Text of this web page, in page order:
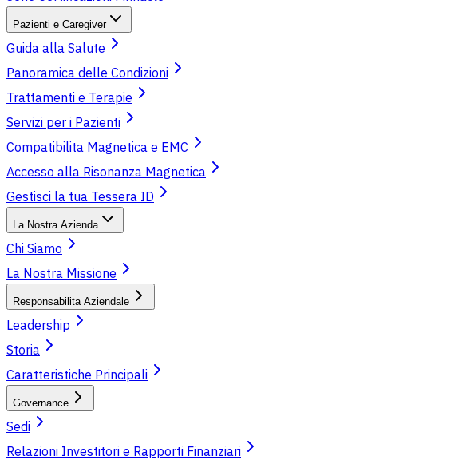
Pazienti e Caregiver
Guida alla Salute
Panoramica delle Condizioni
Trattamenti e Terapie
Servizi per i Pazienti
Compatibilita Magnetica e EMC
Accesso alla Risonanza Magnetica
Gestisci la tua Tessera ID
La Nostra Azienda
Chi Siamo
La Nostra Missione
Responsabilita Aziendale
Leadership
Storia
Caratteristiche Principali
Governance
Sedi
Relazioni Investitori e Rapporti Finanziari